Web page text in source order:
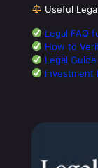
Useful
Legal FAQ
How to
Legal
Investment